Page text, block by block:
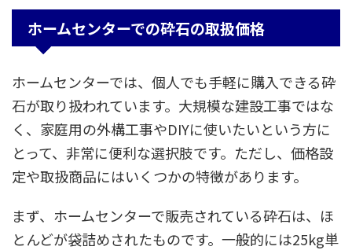
ホームセンターでの砕石の取扱価格
ホームセンターでは、個人でも手軽に購入できる砕
石が取り扱われています。大規模な建設工事ではな
く、家庭用の外構工事やDIYに使いたいという方に
とって、非常に便利な選択肢です。ただし、価格設
定や取扱商品にはいくつかの特徴があります。
まず、ホームセンターで販売されている砕石は、ほ
とんどが袋詰めされたものです。一般的には25kg単